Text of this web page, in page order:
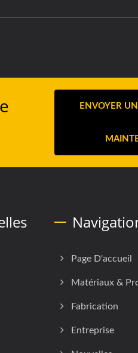
ENVOYER
Page D'accueil
Matériaux &
Fabrication
Entreprise